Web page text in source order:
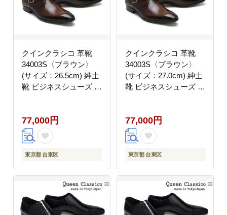
クインクラシコ 革靴
34003S〈ブラウン〉
(サイズ：26.5cm) 紳士
靴 ビジネスシューズ モ
77,000円
東京都 台東区
クインクラシコ 革靴
34003S〈ブラウン〉
(サイズ：27.0cm) 紳士
靴 ビジネスシューズ モ
77,000円
東京都 台東区